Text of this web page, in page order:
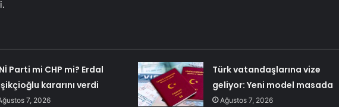
Parti mi CHP mi? Erdal
kararını verdi
7, 2026
Türk vatandaşlarına vize
geliyor: Yeni model masada
Ağustos 7, 2026